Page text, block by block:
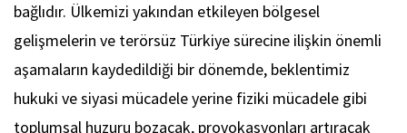
bağlıdır. Ülkemizi yakından etkileyen bölgesel
gelişmelerin ve terörsüz Türkiye sürecine ilişkin önemli
aşamaların kaydedildiği bir dönemde, beklentimiz
hukuki ve siyasi mücadele yerine fiziki mücadele gibi
toplumsal huzuru bozacak, provokasyonları artıracak